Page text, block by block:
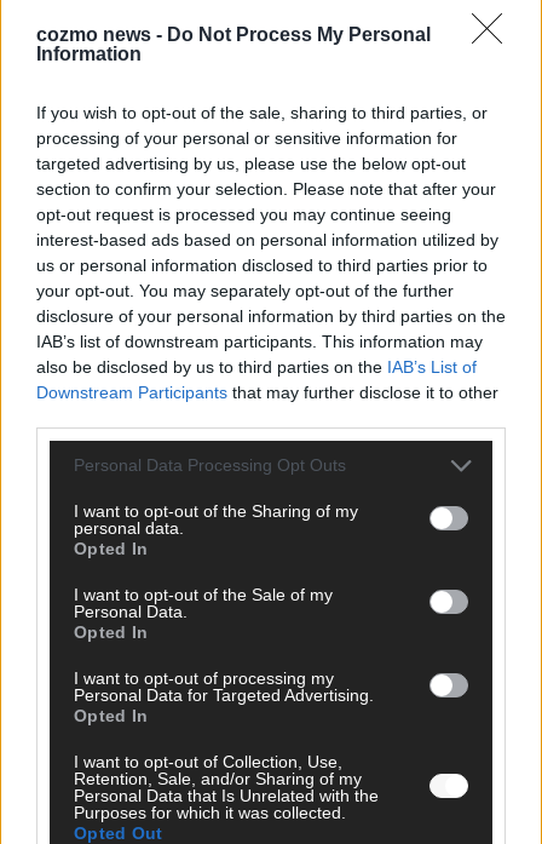
cozmo news - Do Not Process My Personal
Information
If you wish to opt-out of the sale, sharing to third parties, or
processing of your personal or sensitive information for
targeted advertising by us, please use the below opt-out
section to confirm your selection. Please note that after your
opt-out request is processed you may continue seeing
interest-based ads based on personal information utilized by
us or personal information disclosed to third parties prior to
your opt-out. You may separately opt-out of the further
disclosure of your personal information by third parties on the
IAB’s list of downstream participants. This information may
also be disclosed by us to third parties on the IAB’s List of
Downstream Participants that may further disclose it to other
Personal Data Processing Opt Outs
I want to opt-out of the Sharing of my
personal data.
Opted In
I want to opt-out of the Sale of my
Personal Data.
Opted In
I want to opt-out of processing my
Personal Data for Targeted Advertising.
Opted In
I want to opt-out of Collection, Use,
Retention, Sale, and/or Sharing of my
Personal Data that Is Unrelated with the
Purposes for which it was collected.
Opted Out
Vor- und Nachname
E-Mail
AD